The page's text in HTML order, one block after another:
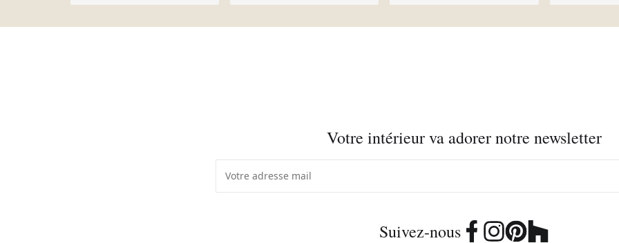
Votre intérieur va adorer notre newsletter
Suivez-nous